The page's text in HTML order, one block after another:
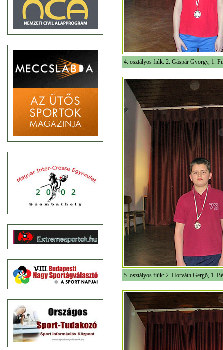
4. osztályos fiúk: 2. Gáspár György, 1.
5. osztályos fiúk: 2. Horváth Gergõ, 1.